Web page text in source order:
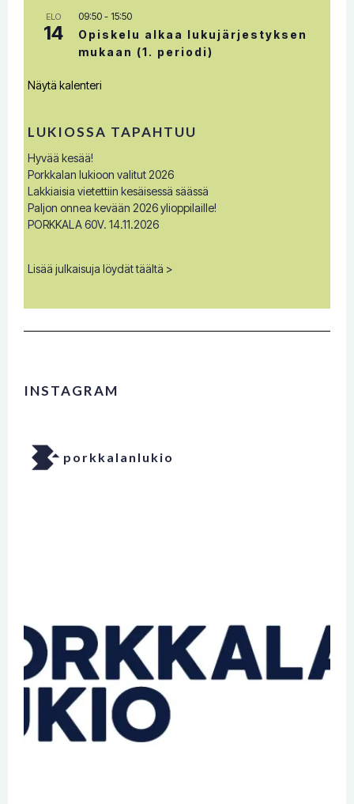
ELO
14
09:50 - 15:50
Opiskelu alkaa lukujärjestyksen
mukaan (1. periodi)
Näytä kalenteri
LUKIOSSA TAPAHTUU
Hyvää kesää!
Porkkalan lukioon valitut 2026
Lakkiaisia vietettiin kesäisessä säässä
Paljon onnea kevään 2026 ylioppilaille!
PORKKALA 60V. 14.11.2026
Lisää julkaisuja löydät täältä >
INSTAGRAM
porkkalanlukio